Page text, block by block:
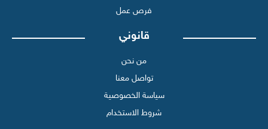
فرص عمل
قانوني
من نحن
تواصل معنا
سياسة الخصوصية
شروط الاستخدام